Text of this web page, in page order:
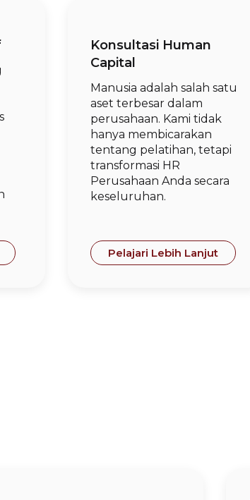
Konsultasi Human
Capital
Manusia adalah salah satu
aset terbesar dalam
perusahaan. Kami tidak
hanya membicarakan
tentang pelatihan, tetapi
transformasi HR
Perusahaan Anda secara
keseluruhan.
Pelajari Lebih Lanjut